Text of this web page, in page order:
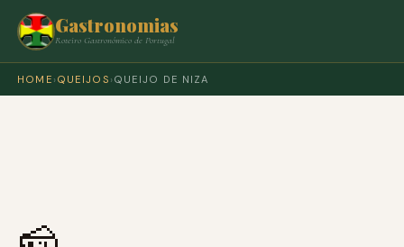
Gastronomias
Roteiro Gastronómico de Portugal
HOME › QUEIJOS › QUEIJO DE NIZA